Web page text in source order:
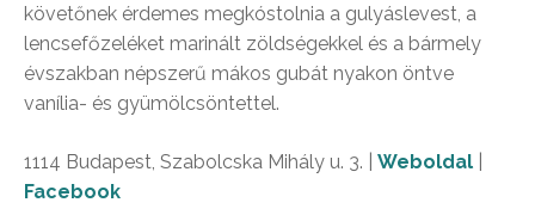
követőnek érdemes megkóstolnia a gulyáslevest, a
lencsefőzeléket marinált zöldségekkel és a bármely
évszakban népszerű mákos gubát nyakon öntve
vanília- és gyümölcsöntettel.
1114 Budapest, Szabolcska Mihály u. 3. | Weboldal
Facebook